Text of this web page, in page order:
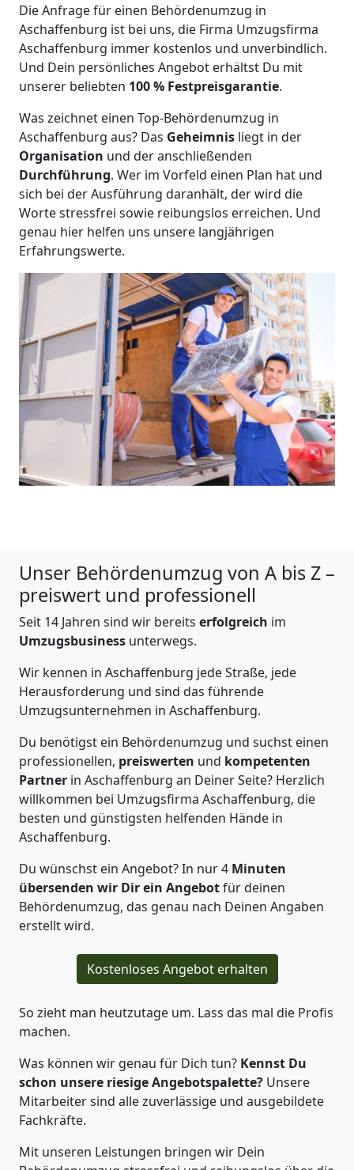
Die Anfrage für einen Behördenumzug in
Aschaffenburg ist bei uns, die Firma Umzugsfirma
Aschaffenburg immer kostenlos und unverbindlich.
Und Dein persönliches Angebot erhältst Du mit
unserer beliebten 100 % Festpreisgarantie.
Was zeichnet einen Top-Behördenumzug in
Aschaffenburg aus? Das Geheimnis liegt in der
Organisation und der anschließenden
Durchführung. Wer im Vorfeld einen Plan hat und
sich bei der Ausführung daranhält, der wird die
Worte stressfrei sowie reibungslos erreichen. Und
genau hier helfen uns unsere langjährigen
Erfahrungswerte.
Unser Behördenumzug von A bis Z –
preiswert und professionell
Seit 14 Jahren sind wir bereits erfolgreich im
Umzugsbusiness unterwegs.
Wir kennen in Aschaffenburg jede Straße, jede
Herausforderung und sind das führende
Umzugsunternehmen in Aschaffenburg.
Du benötigst ein Behördenumzug und suchst einen
professionellen, preiswerten und kompetenten
Partner in Aschaffenburg an Deiner Seite? Herzlich
willkommen bei Umzugsfirma Aschaffenburg, die
besten und günstigsten helfenden Hände in
Aschaffenburg.
Du wünschst ein Angebot? In nur 4 Minuten
übersenden wir Dir ein Angebotfür deinen
Behördenumzug, das genau nach Deinen Angaben
erstellt wird.
Kostenloses Angebot erhalten
So zieht man heutzutage um. Lass das mal die Profis
machen.
Was können wir genau für Dich tun? Kennst Du
schon unsere riesige Angebotspalette? Unsere
Mitarbeiter sind alle zuverlässige und ausgebildete
Fachkräfte.
Mit unseren Leistungen bringen wir Dein